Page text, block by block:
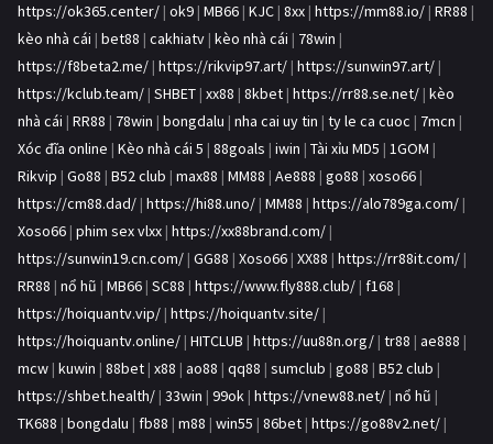
https://ok365.center/ | ok9 | MB66 | KJC | 8xx | https://mm88.io/ | RR88 |
kèo nhà cái | bet88 | cakhiatv | kèo nhà cái | 78win |
https://f8beta2.me/ | https://rikvip97.art/ | https://sunwin97.art/ |
https://kclub.team/ | SHBET | xx88 | 8kbet | https://rr88.se.net/ | kèo
nhà cái | RR88 | 78win | bongdalu | nha cai uy tin | ty le ca cuoc | 7mcn |
Xóc đĩa online | Kèo nhà cái 5 | 88goals | iwin | Tài xỉu MD5 | 1GOM |
Rikvip | Go88 | B52 club | max88 | MM88 | Ae888 | go88 | xoso66 |
https://cm88.dad/ | https://hi88.uno/ | MM88 | https://alo789ga.com/ |
Xoso66 | phim sex vlxx | https://xx88brand.com/ |
https://sunwin19.cn.com/ | GG88 | Xoso66 | XX88 | https://rr88it.com/ |
RR88 | nổ hũ | MB66 | SC88 | https://www.fly888.club/ | f168 |
https://hoiquantv.vip/ | https://hoiquantv.site/ |
https://hoiquantv.online/ | HITCLUB | https://uu88n.org/ | tr88 | ae888 |
mcw | kuwin | 88bet | x88 | ao88 | qq88 | sumclub | go88 | B52 club |
https://shbet.health/ | 33win | 99ok | https://vnew88.net/ | nổ hũ |
TK688 | bongdalu | fb88 | m88 | win55 | 86bet | https://go88v2.net/ |